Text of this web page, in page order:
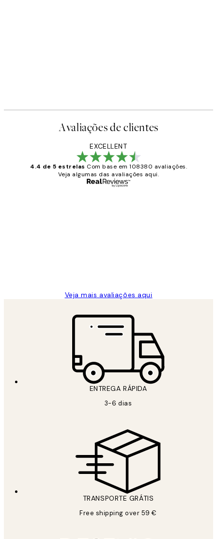
Avaliações de clientes
EXCELLENT
4.4 de 5 estrelas Com base em 108380 avaliações.
Veja algumas das avaliações aqui.
Veja mais avaliações aqui
ENTREGA RÁPIDA
3-6 dias
TRANSPORTE GRÁTIS
Free shipping over 59 €